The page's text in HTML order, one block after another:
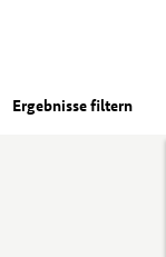
Ergebnisse filtern